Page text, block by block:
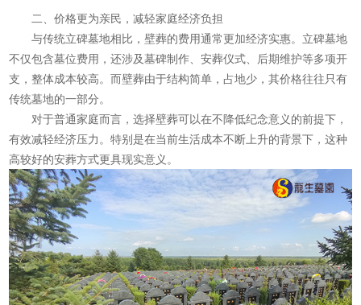
二、价格更为亲民，减轻家庭经济负担
与传统立碑墓地相比，壁葬的费用通常更加经济实惠。立碑墓地
不仅包含墓位费用，还涉及墓碑制作、安葬仪式、后期维护等多项开
支，整体成本较高。而壁葬由于结构简单，占地少，其价格往往只有
传统墓地的一部分。
对于普通家庭而言，选择壁葬可以在不降低纪念意义的前提下，
有效减轻经济压力。特别是在当前生活成本不断上升的背景下，这种
高较好的安葬方式更具现实意义。